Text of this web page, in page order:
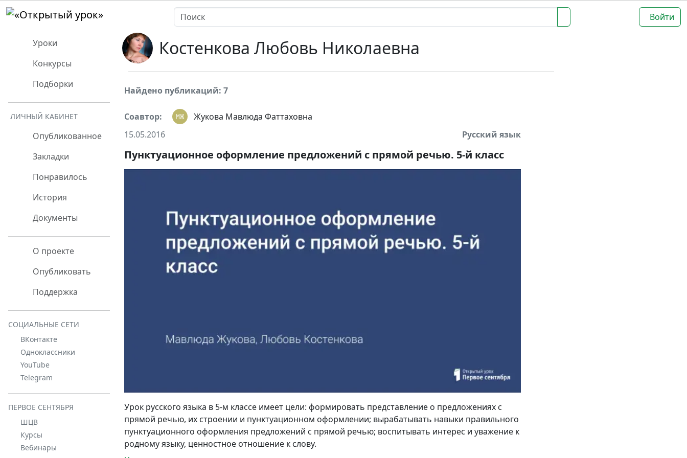
Войти
Уроки
Конкурсы
Подборки
ЛИЧНЫЙ КАБИНЕТ
Опубликованное
Закладки
Понравилось
История
Документы
О проекте
Опубликовать
Поддержка
СОЦИАЛЬНЫЕ СЕТИ
ВКонтакте
Одноклассники
YouTube
Telegram
ПЕРВОЕ СЕНТЯБРЯ
ШЦВ
Курсы
Вебинары
Костенкова Любовь Николаевна
Найдено публикаций: 7
Соавтор:
Жукова Мавлюда Фаттаховна
15.05.2016
Русский язык
Пунктуационное оформление предложений с прямой речью. 5-й класс
Урок русского языка в 5-м классе имеет цели: формировать представление о предложениях с
прямой речью, их строении и пунктуационном оформлении; вырабатывать навыки правильного
пунктуационного оформления предложений с прямой речью; воспитывать интерес и уважение к
родному языку, ценностное отношение к слову.